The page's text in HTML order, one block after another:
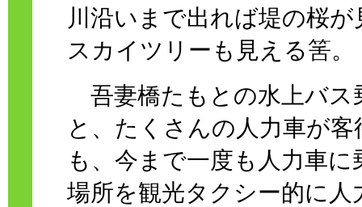
川沿いまで出れば堤の桜
スカイツリーも見える筈。
吾妻橋たもとの水上バス
と、たくさんの人力車が
も、今まで一度も人力車
場所を観光タクシー的に